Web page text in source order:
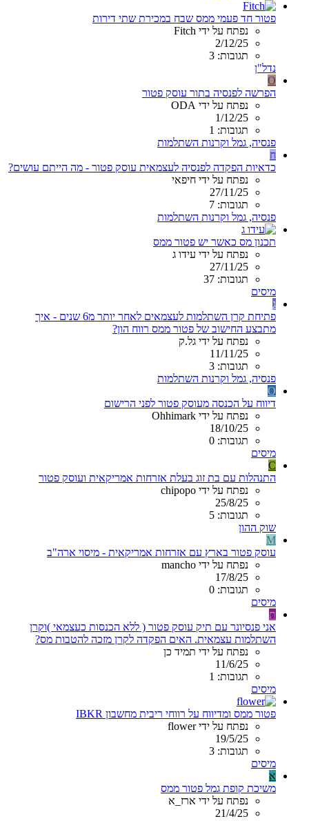
פטור חד פעמי ממס שבח במכירת שתי דירות
נפתח על ידי Fitch
2/12/25
תגובות: 3
נדל"ן
O
הפרשה לפנסיה בתור עוסק פטור
נפתח על ידי ODA
1/12/25
תגובות: 1
פנסיה, גמל וקרנות השתלמות
ח
כדאיות הפקדה לפנסיה לעצמאית עוסק פטור - מה הייתם עושים?
נפתח על ידי חיפאי
27/11/25
תגובות: 7
פנסיה, גמל וקרנות השתלמות
תכנון מס כאשר יש פטור ממס
נפתח על ידי עידו ג
27/11/25
תגובות: 37
מיסים
ג
פתיחת קרן השתלמות לעצמאים לאחר יותר מ6 שנים - איך
מתבצע החישוב של פטור ממס רווח הון?
נפתח על ידי גל.ק
11/11/25
תגובות: 3
פנסיה, גמל וקרנות השתלמות
O
דיווח על הכנסה מעוסק פטור לפני הרישום
נפתח על ידי Ohhimark
18/10/25
תגובות: 0
מיסים
C
התנהלות עם בת זוג בעלת אזרחות אמריקאית ועוסק פטור
נפתח על ידי chipopo
25/8/25
תגובות: 5
שוק ההון
M
עוסק פטור בארץ עם אזרחות אמריקאית - מיסוי ארה"ב
נפתח על ידי mancho
17/8/25
תגובות: 0
מיסים
ת
אני פנסיונר עם תיק עוסק פטור ( ללא הכנסות כעצמאי )וקרן
השתלמות עצמאית. האים הפקדה לקרן מזכה להטבות מס?
נפתח על ידי תמיד כן
11/6/25
תגובות: 1
מיסים
פטור ממס ומדיווח על רווחי ריבית מחשבון IBKR
נפתח על ידי flower
19/5/25
תגובות: 3
מיסים
א
משיכת קופת גמל פטור ממס
נפתח על ידי ארז_א
21/4/25